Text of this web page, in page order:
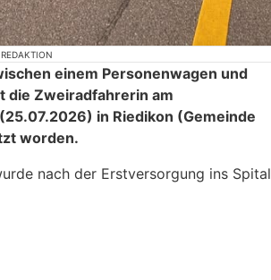
einem Personenwagen und
die Zweiradfahrerin am
in Riedikon (Gemeinde
worden.
nach der Erstversorgung ins Spital